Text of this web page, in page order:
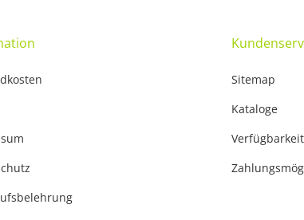
Sitemap
Kataloge
Verfügbarkeit